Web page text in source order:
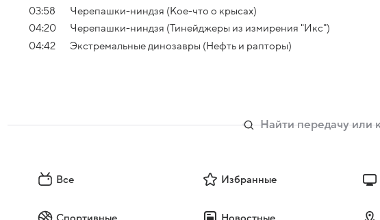
03:58
Черепашки-ниндзя (Кое-что о крысах)
04:20
Черепашки-ниндзя (Тинейджеры из измирения "Икс")
04:42
Экстремальные динозавры (Нефть и рапторы)
Все Избранные